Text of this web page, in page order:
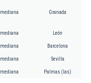
mediana Granada
mediana León
mediana Barcelona
mediana Sevilla
mediana Palmas (las)